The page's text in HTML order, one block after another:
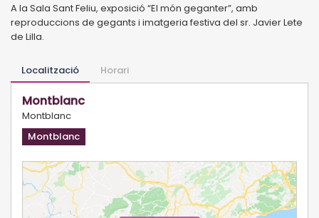
A la Sala Sant Feliu, exposició “El món geganter”, amb
reproduccions de gegants i imatgeria festiva del sr. Javier Lete
de Lilla.
Localització Horari
Montblanc
Montblanc
Montblanc